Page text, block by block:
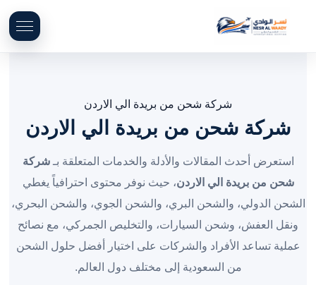
شركة شحن من بريدة الي الاردن
شركة شحن من بريدة الي الاردن
استعرض أحدث المقالات والأدلة والخدمات المتعلقة بـشركة
شحن من بريدة الي الاردن، حيث نوفر محتوى احترافياً يغطي
الشحن الدولي، والشحن البري، والشحن الجوي، والشحن البحري،
ونقل العفش، وشحن السيارات، والتخليص الجمركي، مع نصائح
عملية تساعد الأفراد والشركات على اختيار أفضل حلول الشحن
من السعودية إلى مختلف دول العالم.